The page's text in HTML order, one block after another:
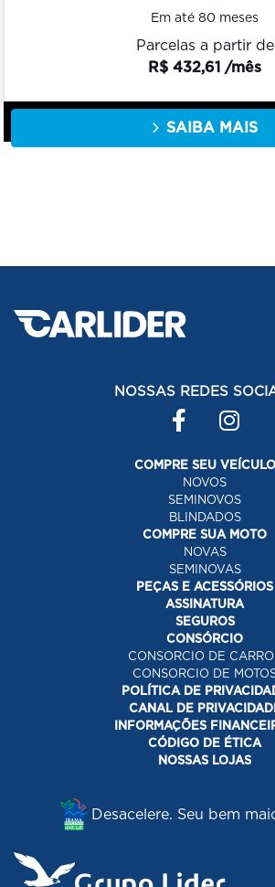
Em até 80 meses
Parcelas a partir de
R$ 432,61 /mês
SAIBA MAIS
NOSSAS REDES
COMPRE SEU VEÍCULO
NOVOS
SEMINOVOS
BLINDADOS
COMPRE SUA MOTO
NOVAS
SEMINOVAS
PEÇAS E ACESSÓRIOS
ASSINATURA
SEGUROS
CONSÓRCIO
CONSORCIO DE
CONSORCIO DE
POLÍTICA DE
CANAL DE
INFORMAÇÕES
CÓDIGO DE ÉTICA
NOSSAS LOJAS
Desacelere. Seu bem